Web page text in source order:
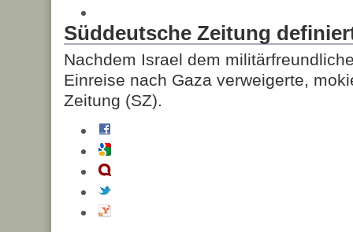
Süddeutsche Zeitung
Nachdem Israel dem
Einreise nach Gaza verweigerte,
Zeitung (SZ).